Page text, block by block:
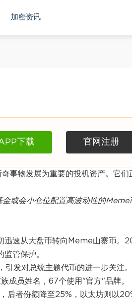
加密资讯
下载 官网注册
事物发展为重要的投机资产。它们
或会小仓位配置高波动性的Meme
速从大盘币转向Meme山寨币。
管保护。
发对总统主题代币的进一步关注
成员姓名，67个使用"官方"品牌。
后者份额降至25%，以太坊则以